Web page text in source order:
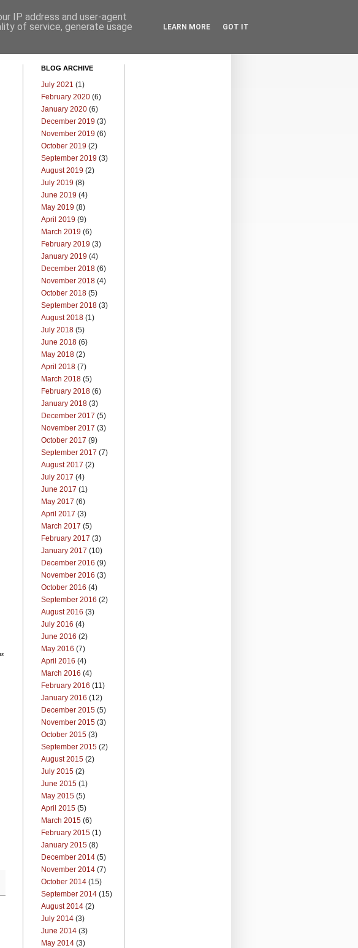
BLOG ARCHIVE
July 2021 (1)
February 2020 (6)
January 2020 (6)
December 2019 (3)
November 2019 (6)
October 2019 (2)
September 2019 (3)
August 2019 (2)
July 2019 (8)
June 2019 (4)
May 2019 (8)
April 2019 (9)
March 2019 (6)
February 2019 (3)
January 2019 (4)
December 2018 (6)
November 2018 (4)
October 2018 (5)
September 2018 (3)
August 2018 (1)
July 2018 (5)
June 2018 (6)
May 2018 (2)
April 2018 (7)
March 2018 (5)
February 2018 (6)
January 2018 (3)
December 2017 (5)
November 2017 (3)
October 2017 (9)
September 2017 (7)
August 2017 (2)
July 2017 (4)
June 2017 (1)
May 2017 (6)
April 2017 (3)
March 2017 (5)
February 2017 (3)
January 2017 (10)
December 2016 (9)
November 2016 (3)
October 2016 (4)
September 2016 (2)
August 2016 (3)
July 2016 (4)
June 2016 (2)
May 2016 (7)
April 2016 (4)
March 2016 (4)
February 2016 (11)
January 2016 (12)
December 2015 (5)
November 2015 (3)
October 2015 (3)
September 2015 (2)
August 2015 (2)
July 2015 (2)
June 2015 (1)
May 2015 (5)
April 2015 (5)
March 2015 (6)
February 2015 (1)
January 2015 (8)
December 2014 (5)
November 2014 (7)
October 2014 (15)
September 2014 (15)
August 2014 (2)
July 2014 (3)
June 2014 (3)
May 2014 (3)
IP address and user-agent
of service, generate usage
LEARN MORE GOT IT